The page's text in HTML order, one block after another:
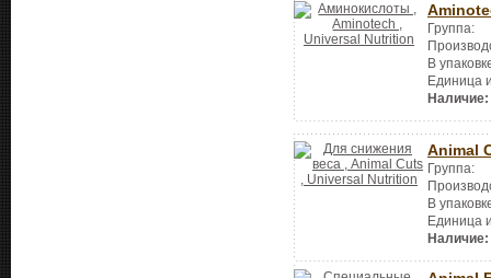
Группа:
В
Единица
Наличие:
Animal
Группа:
В
Единица
Наличие: